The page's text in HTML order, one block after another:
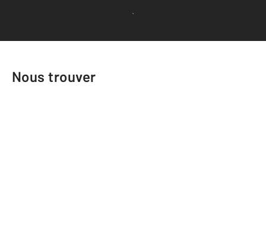
Voir tous les avis clients
Nous trouver